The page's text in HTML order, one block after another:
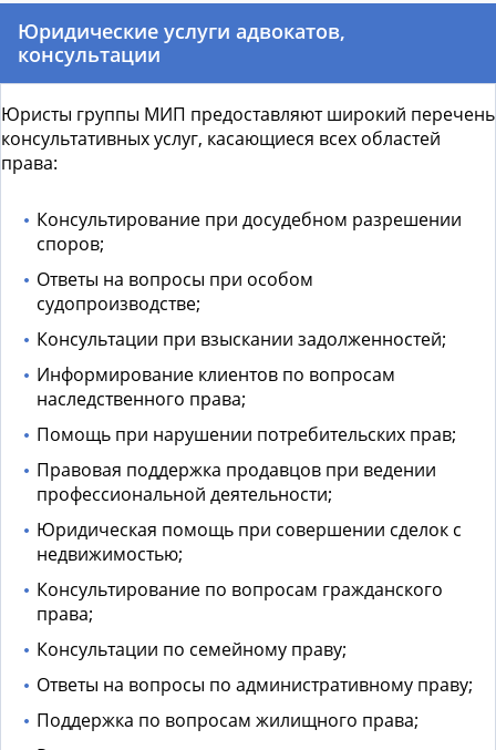
Юридические услуги адвокатов,
консультации
Юристы группы МИП предоставляют широкий перечень
консультативных услуг, касающиеся всех областей
права:
Консультирование при досудебном разрешении
споров;
Ответы на вопросы при особом
судопроизводстве;
Консультации при взыскании задолженностей;
Информирование клиентов по вопросам
наследственного права;
Помощь при нарушении потребительских прав;
Правовая поддержка продавцов при ведении
профессиональной деятельности;
Юридическая помощь при совершении сделок с
недвижимостью;
Консультирование по вопросам гражданского
права;
Консультации по семейному праву;
Ответы на вопросы по административному праву;
Поддержка по вопросам жилищного права;